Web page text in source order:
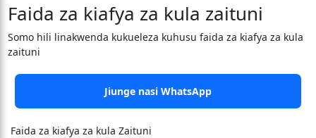
Faida za kiafya za kula zaituni
Somo hili linakwenda kukueleza kuhusu faida za kiafya za kula
zaituni
Jiunge nasi WhatsApp
Faida za kiafya za kula Zaituni